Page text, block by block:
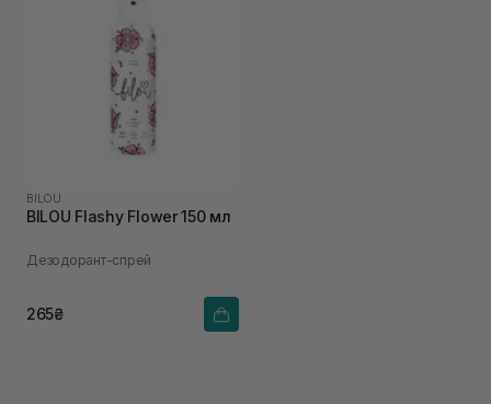
BILOU
BILOU Flashy Flower 150 мл
Дезодорант-спрей
265₴